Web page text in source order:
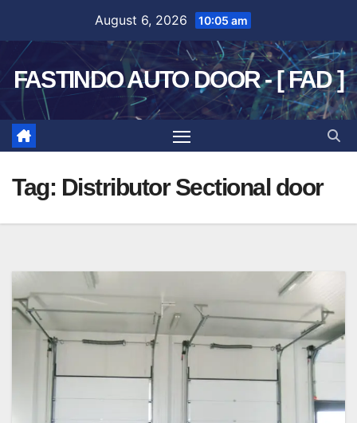
content
August 6, 2026 10:05 am
FASTINDO AUTO DOOR - [ FAD ]
Tag: Distributor Sectional door